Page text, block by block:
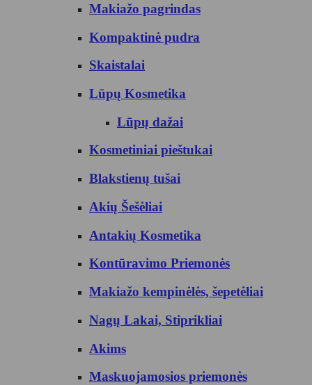
Makiažo pagrindas
Kompaktinė pudra
Skaistalai
Lūpų Kosmetika
Lūpų dažai
Kosmetiniai pieštukai
Blakstienų tušai
Akių Šešėliai
Antakių Kosmetika
Kontūravimo Priemonės
Makiažo kempinėlės, šepetėliai
Nagų Lakai, Stiprikliai
Akims
Maskuojamosios priemonės